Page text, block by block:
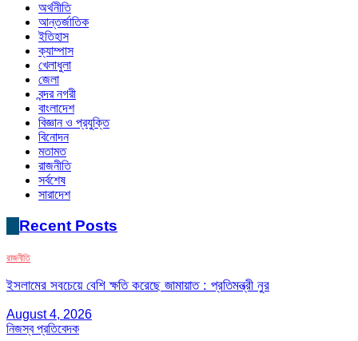
অর্থনীতি
আন্তর্জাতিক
ইতিহাস
ক্যাম্পাস
খেলাধুলা
জেলা
বন্দর নগরী
বাংলাদেশ
বিজ্ঞান ও প্রযুক্তি
বিনোদন
মতামত
রাজনীতি
সর্বশেষ
সারাদেশ
Recent Posts
রাজনীতি
ইসলামের সবচেয়ে বেশি ক্ষতি করেছে জামায়াত : প্রতিমন্ত্রী নুর
August 4, 2026
নিজস্ব প্রতিবেদক